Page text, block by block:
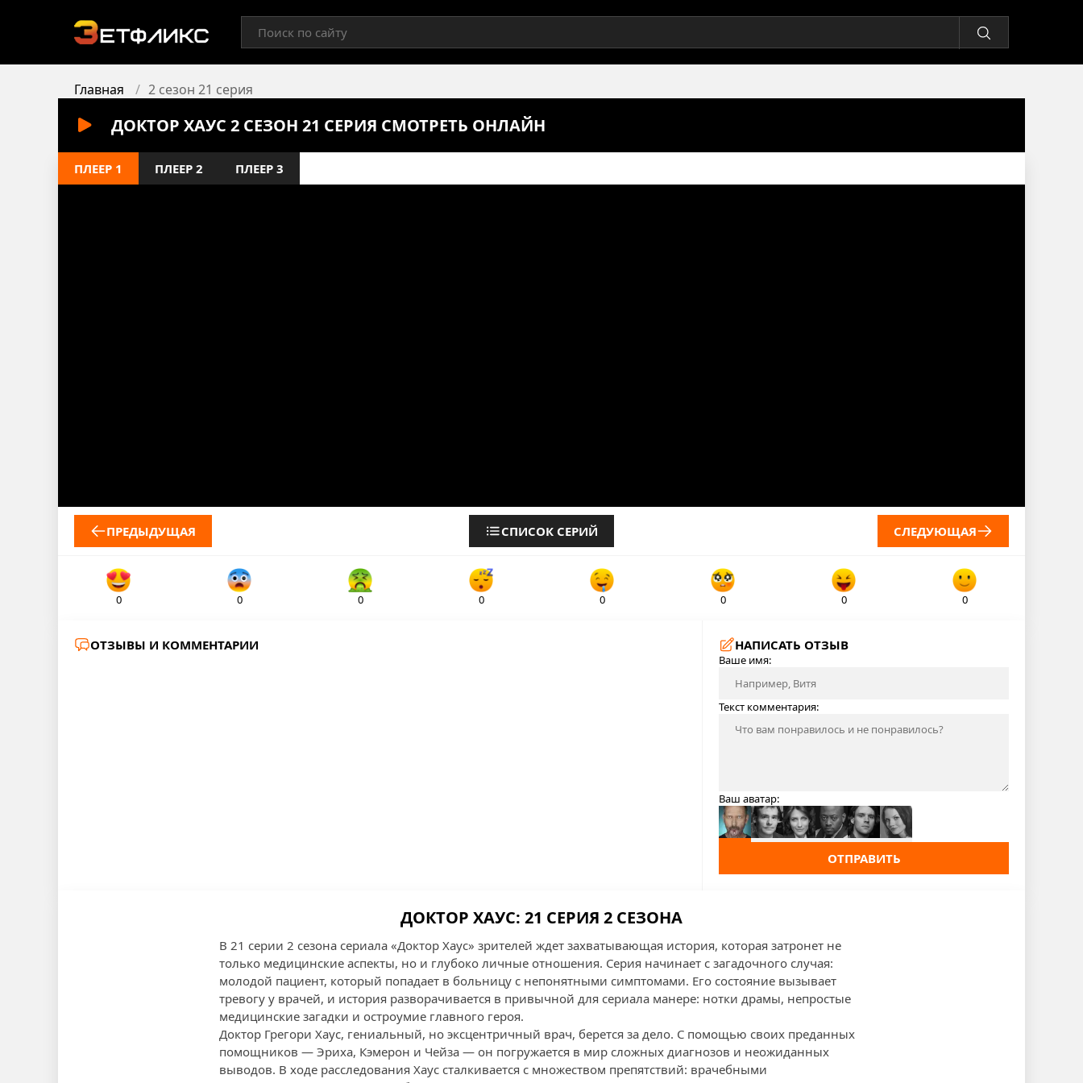
Главная 2 сезон 21 серия
ДОКТОР ХАУС 2 СЕЗОН 21 СЕРИЯ СМОТРЕТЬ ОНЛАЙН
ПЛЕЕР 1 ПЛЕЕР 2 ПЛЕЕР 3
ПРЕДЫДУЩАЯ СПИСОК СЕРИЙ СЛЕДУЮЩАЯ
0 0 0 0 0 0 0 0
ОТЗЫВЫ И КОММЕНТАРИИ НАПИСАТЬ ОТЗЫВ
Ваше имя:
Текст комментария:
Ваш аватар:
ОТПРАВИТЬ
ДОКТОР ХАУС: 21 СЕРИЯ 2 СЕЗОНА
В 21 серии 2 сезона сериала «Доктор Хаус» зрителей ждет захватывающая история, которая затронет не
только медицинские аспекты, но и глубоко личные отношения. Серия начинает с загадочного случая:
молодой пациент, который попадает в больницу с непонятными симптомами. Его состояние вызывает
тревогу у врачей, и история разворачивается в привычной для сериала манере: нотки драмы, непростые
медицинские загадки и остроумие главного героя.
Доктор Грегори Хаус, гениальный, но эксцентричный врач, берется за дело. С помощью своих преданных
помощников — Эриха, Кэмерон и Чейза — он погружается в мир сложных диагнозов и неожиданных
выводов. В ходе расследования Хаус сталкивается с множеством препятствий: врачебными